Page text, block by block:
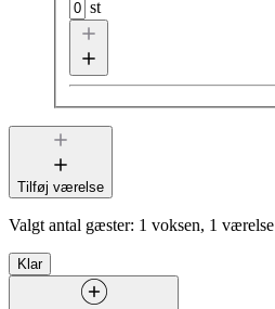
st
Tilføj værelse
Valgt antal gæster: 1 voksen, 1 værelse
Klar